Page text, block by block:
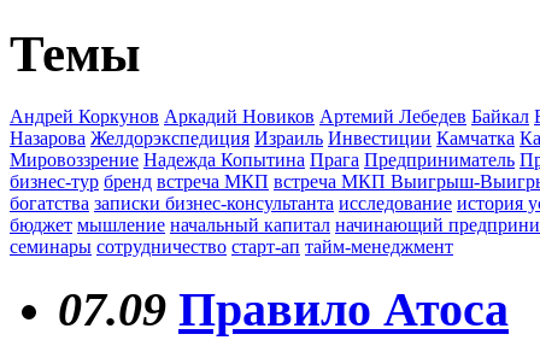
Темы
Андрей Коркунов Аркадий Новиков Артемий Лебедев Байкал
Назарова Желдорэкспедиция Израиль Инвестиции Камчатка
Мировоззрение Надежда Копытина Прага Предприниматель
бизнес-тур бренд встреча МКП встреча МКП Выигрыш-
богатства записки бизнес-консультанта исследование история
бюджет мышление начальный капитал начинающий
семинары сотрудничество старт-ап тайм-менеджмент
07.09 Правило Атоса